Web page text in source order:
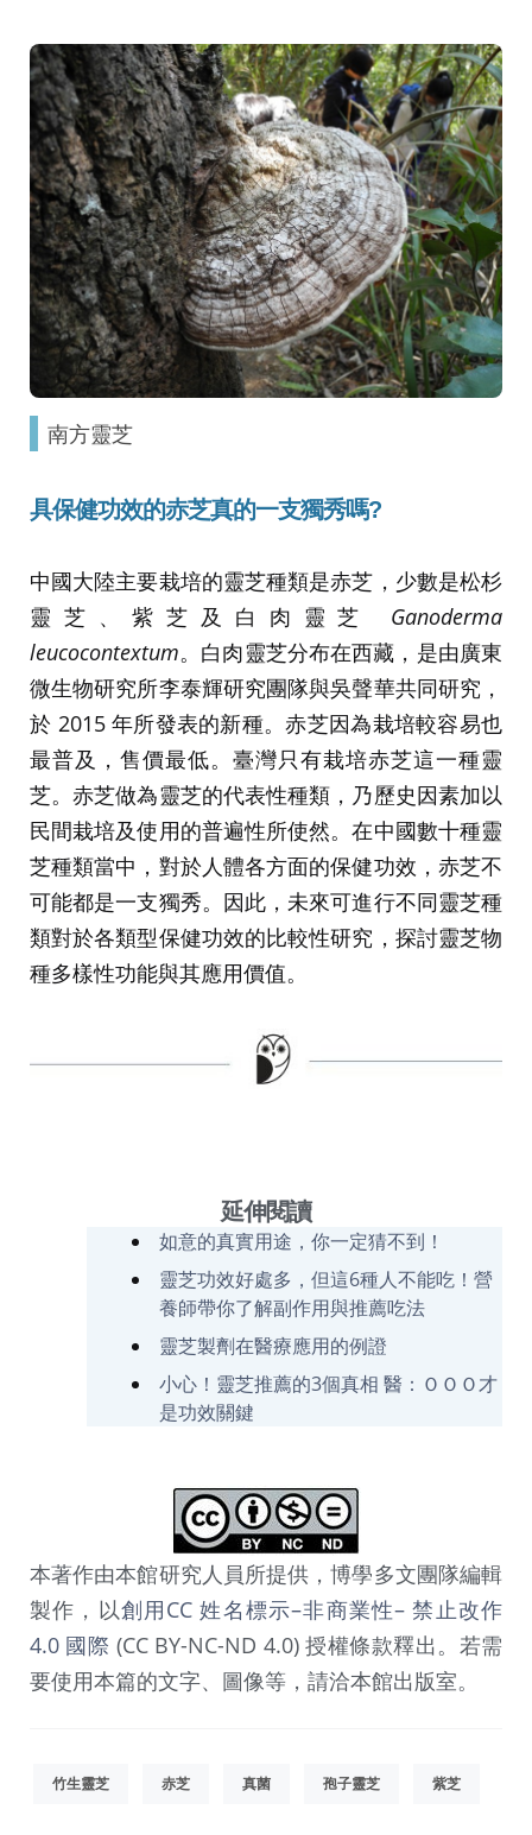
南方靈芝
具保健功效的赤芝真的一支獨秀嗎?
中國大陸主要栽培的靈芝種類是赤芝，少數是松杉
靈芝、紫芝及白肉靈芝 Ganoderma
leucocontextum。白肉靈芝分布在西藏，是由廣東
微生物研究所李泰輝研究團隊與吳聲華共同研究，
於 2015 年所發表的新種。赤芝因為栽培較容易也
最普及，售價最低。臺灣只有栽培赤芝這一種靈
芝。赤芝做為靈芝的代表性種類，乃歷史因素加以
民間栽培及使用的普遍性所使然。在中國數十種靈
芝種類當中，對於人體各方面的保健功效，赤芝不
可能都是一支獨秀。因此，未來可進行不同靈芝種
類對於各類型保健功效的比較性研究，探討靈芝物
種多樣性功能與其應用價值。
延伸閱讀
如意的真實用途，你一定猜不到！
靈芝功效好處多，但這6種人不能吃！營
養師帶你了解副作用與推薦吃法
靈芝製劑在醫療應用的例證
小心！靈芝推薦的3個真相 醫：ＯＯＯ才
是功效關鍵
本著作由本館研究人員所提供，博學多文團隊編輯
製作，以創用CC 姓名標示–非商業性– 禁止改作
4.0 國際 (CC BY-NC-ND 4.0) 授權條款釋出。若需
要使用本篇的文字、圖像等，請洽本館出版室。
竹生靈芝 赤芝 真菌 孢子靈芝 紫芝